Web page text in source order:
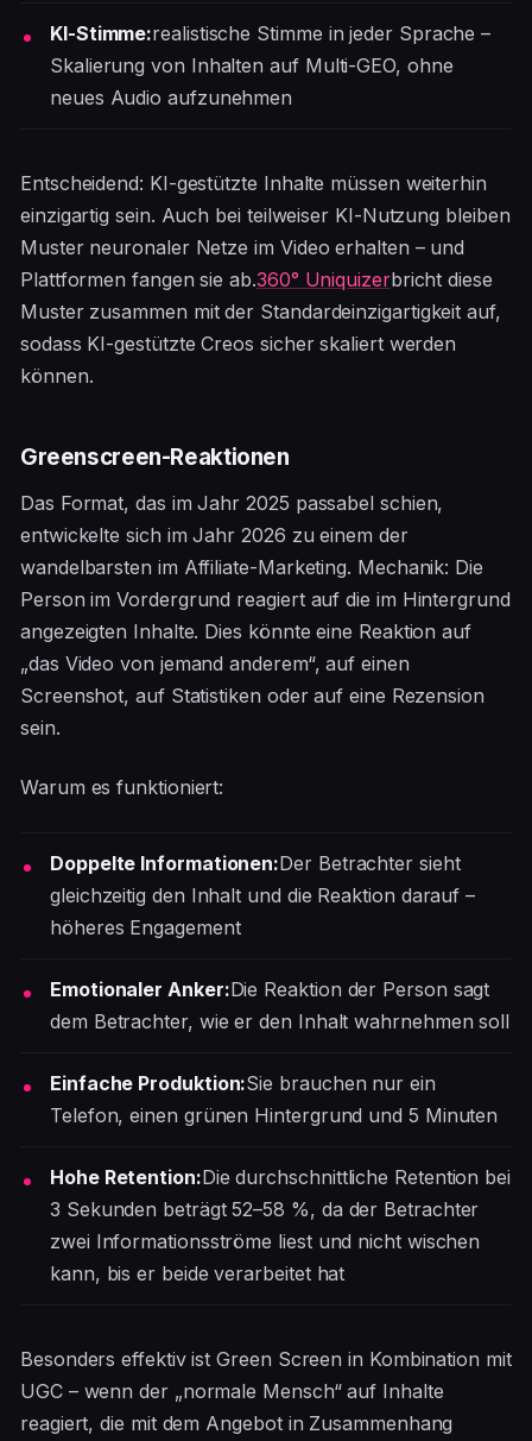
KI-Stimme:realistische Stimme in jeder Sprache –
Skalierung von Inhalten auf Multi-GEO, ohne
neues Audio aufzunehmen
Entscheidend: KI-gestützte Inhalte müssen weiterhin
einzigartig sein. Auch bei teilweiser KI-Nutzung bleiben
Muster neuronaler Netze im Video erhalten – und
Plattformen fangen sie ab.360° Uniquizerbricht diese
Muster zusammen mit der Standardeinzigartigkeit auf,
sodass KI-gestützte Creos sicher skaliert werden
können.
Greenscreen-Reaktionen
Das Format, das im Jahr 2025 passabel schien,
entwickelte sich im Jahr 2026 zu einem der
wandelbarsten im Affiliate-Marketing. Mechanik: Die
Person im Vordergrund reagiert auf die im Hintergrund
angezeigten Inhalte. Dies könnte eine Reaktion auf
„das Video von jemand anderem“, auf einen
Screenshot, auf Statistiken oder auf eine Rezension
sein.
Warum es funktioniert:
Doppelte Informationen:Der Betrachter sieht
gleichzeitig den Inhalt und die Reaktion darauf –
höheres Engagement
Emotionaler Anker:Die Reaktion der Person sagt
dem Betrachter, wie er den Inhalt wahrnehmen soll
Einfache Produktion:Sie brauchen nur ein
Telefon, einen grünen Hintergrund und 5 Minuten
Hohe Retention:Die durchschnittliche Retention bei
3 Sekunden beträgt 52–58 %, da der Betrachter
zwei Informationsströme liest und nicht wischen
kann, bis er beide verarbeitet hat
Besonders effektiv ist Green Screen in Kombination mit
UGC – wenn der „normale Mensch“ auf Inhalte
reagiert, die mit dem Angebot in Zusammenhang